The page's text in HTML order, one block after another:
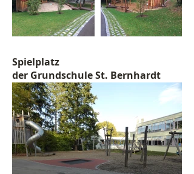
Spielplatz
der Grundschule St. Bernhardt